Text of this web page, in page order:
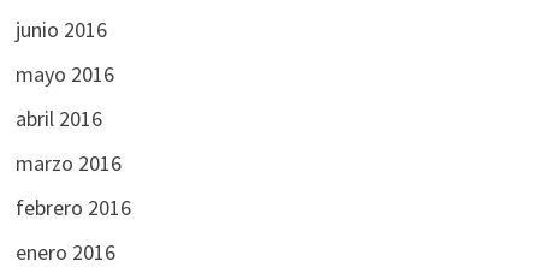
junio 2016
mayo 2016
abril 2016
marzo 2016
febrero 2016
enero 2016